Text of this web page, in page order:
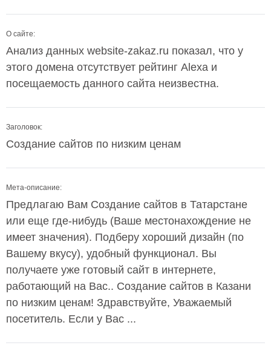
О сайте:
Анализ данных website-zakaz.ru показал, что у
этого домена отсутствует рейтинг Alexa и
посещаемость данного сайта неизвестна.
Заголовок:
Создание сайтов по низким ценам
Мета-описание:
Предлагаю Вам Создание сайтов в Татарстане
или еще где-нибудь (Ваше местонахождение не
имеет значения). Подберу хороший дизайн (по
Вашему вкусу), удобный функционал. Вы
получаете уже готовый сайт в интернете,
работающий на Вас.. Создание сайтов в Казани
по низким ценам! Здравствуйте, Уважаемый
посетитель. Если у Вас ...